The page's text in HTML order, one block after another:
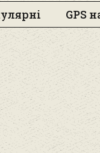
GPS